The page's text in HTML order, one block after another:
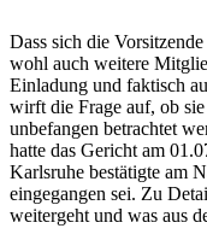
Dass sich die
wohl auch weitere
Einladung und faktisch
wirft die Frage auf, ob
unbefangen betrachtet
hatte das Gericht am
Karlsruhe bestätigte am
eingegangen sei. Zu
weitergeht und was aus